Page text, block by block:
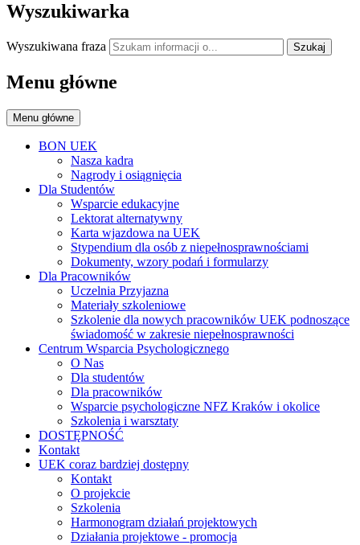
Wyszukiwarka
Wyszukiwana fraza Szukaj
Menu główne
Menu główne
BON UEK
Nasza kadra
Nagrody i osiągnięcia
Dla Studentów
Wsparcie edukacyjne
Lektorat alternatywny
Karta wjazdowa na UEK
Stypendium dla osób z niepełnosprawnościami
Dokumenty, wzory podań i formularzy
Dla Pracowników
Uczelnia Przyjazna
Materiały szkoleniowe
Szkolenie dla nowych pracowników UEK podnoszące
świadomość w zakresie niepełnosprawności
Centrum Wsparcia Psychologicznego
O Nas
Dla studentów
Dla pracowników
Wsparcie psychologiczne NFZ Kraków i okolice
Szkolenia i warsztaty
DOSTĘPNOŚĆ
Kontakt
UEK coraz bardziej dostępny
Kontakt
O projekcie
Szkolenia
Harmonogram działań projektowych
Działania projektowe - promocja